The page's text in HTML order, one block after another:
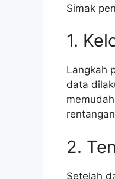
Simak
1.
Langkah
data
2.
Setelah